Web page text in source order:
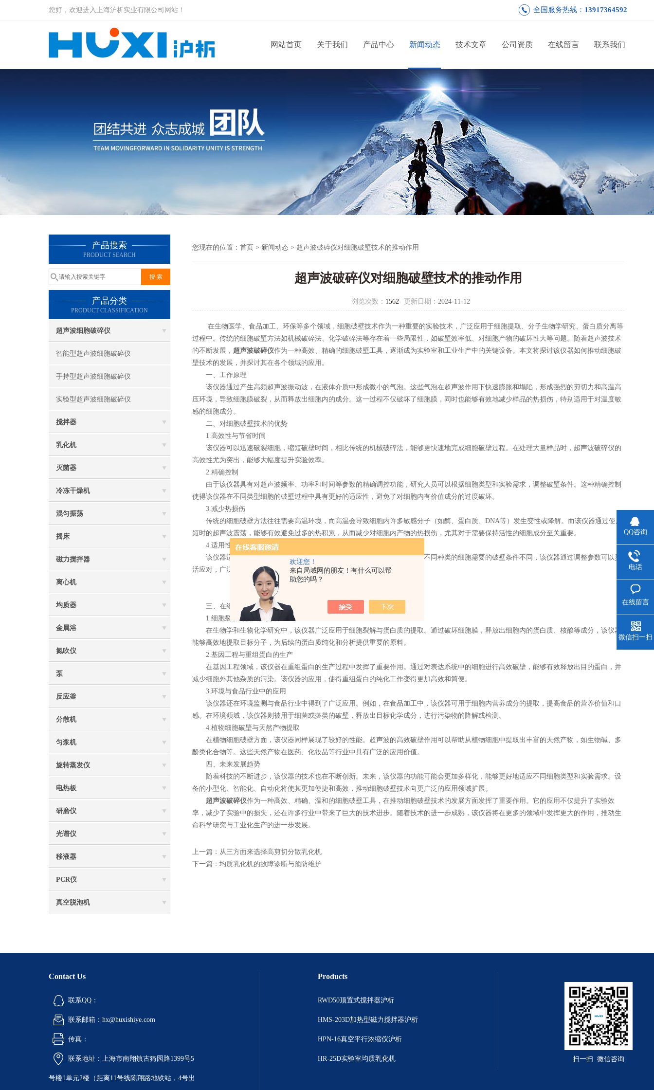
欢迎您！
来自局域网的朋友！有什么可以帮
助您的吗？
您好，欢迎进入上海沪析实业有限公司网站！ 全国服务热线： 13917364592
网站首页 关于我们 产品中心 新闻动态 技术文章 公司资质 在线留言 联系我们
产品搜索
PRODUCT SEARCH
产品分类
PRODUCT CLASSIFICATION
超声波细胞破碎仪
智能型超声波细胞破碎仪
手持型超声波细胞破碎仪
实验型超声波细胞破碎仪
搅拌器
乳化机
灭菌器
冷冻干燥机
混匀振荡
摇床
磁力搅拌器
离心机
均质器
金属浴
氮吹仪
泵
反应釜
分散机
匀浆机
旋转蒸发仪
电热板
研磨仪
光谱仪
移液器
PCR仪
真空脱泡机
您现在的位置： 首页 > 新闻动态 > 超声波破碎仪对细胞破壁技术的推动作用
超声波破碎仪对细胞破壁技术的推动作用
浏览次数： 1562 更新日期： 2024-11-12
在生物医学、食品加工、环保等多个领域，细胞破壁技术作为一种重要的实验技术，广泛应用于细胞提取、分子生物学研究、蛋白质分离等
过程中。传统的细胞破壁方法如机械破碎法、化学破碎法等存在着一些局限性，如破壁效率低、对细胞产物的破坏性大等问题。随着超声波技术
的不断发展， 超声波破碎仪作为一种高效、精确的细胞破壁工具，逐渐成为实验室和工业生产中的关键设备。本文将探讨该仪器如何推动细胞破
壁技术的发展，并探讨其在各个领域的应用。
一、工作原理
该仪器通过产生高频超声波振动波，在液体介质中形成微小的气泡。这些气泡在超声波作用下快速膨胀和塌陷，形成强烈的剪切力和高温高
压环境，导致细胞膜破裂，从而释放出细胞内的成分。这一过程不仅破坏了细胞膜，同时也能够有效地减少样品的热损伤，特别适用于对温度敏
感的细胞成分。
二、对细胞破壁技术的优势
1.高效性与节省时间
该仪器可以迅速破裂细胞，缩短破壁时间，相比传统的机械破碎法，能够更快速地完成细胞破壁过程。在处理大量样品时，超声波破碎仪的
高效性尤为突出，能够大幅度提升实验效率。
2.精确控制
由于该仪器具有对超声波频率、功率和时间等参数的精确调控功能，研究人员可以根据细胞类型和实验需求，调整破壁条件。这种精确控制
使得该仪器在不同类型细胞的破壁过程中具有更好的适应性，避免了对细胞内有价值成分的过度破坏。
3.减少热损伤
传统的细胞破壁方法往往需要高温环境，而高温会导致细胞内许多敏感分子（如酶、蛋白质、DNA等）发生变性或降解。而该仪器通过使用
短时的超声波震荡，能够有效避免过多的热积累，从而减少对细胞内产物的热损伤，尤其对于需要保持活性的细胞成分至关重要。
4.适用性广
该仪器适用于多种细胞类型，包括动物细胞、植物细胞、微生物细胞等。不同种类的细胞需要的破壁条件不同，该仪器通过调整参数可以灵
活应对，广泛应用于各类细胞的破壁、提取和分离工作。
三、在细胞破壁中的应用
1.细胞裂解与蛋白质提取
在生物学和生物化学研究中，该仪器广泛应用于细胞裂解与蛋白质的提取。通过破坏细胞膜，释放出细胞内的蛋白质、核酸等成分，该仪器
能够高效地提取目标分子，为后续的蛋白质纯化和分析提供重要的原料。
2.基因工程与重组蛋白的生产
在基因工程领域，该仪器在重组蛋白的生产过程中发挥了重要作用。通过对表达系统中的细胞进行高效破壁，能够有效释放出目的蛋白，并
减少细胞外其他杂质的污染。该仪器的应用，使得重组蛋白的纯化工作变得更加高效和简便。
3.环境与食品行业中的应用
该仪器还在环境监测与食品行业中得到了广泛应用。例如，在食品加工中，该仪器可用于细胞内营养成分的提取，提高食品的营养价值和口
感。在环境领域，该仪器则被用于细菌或藻类的破壁，释放出目标化学成分，进行污染物的降解或检测。
4.植物细胞破壁与天然产物提取
在植物细胞破壁方面，该仪器同样展现了较好的性能。超声波的高效破壁作用可以帮助从植物细胞中提取出丰富的天然产物，如生物碱、多
酚类化合物等。这些天然产物在医药、化妆品等行业中具有广泛的应用价值。
四、未来发展趋势
随着科技的不断进步，该仪器的技术也在不断创新。未来，该仪器的功能可能会更加多样化，能够更好地适应不同细胞类型和实验需求。设
备的小型化、智能化、自动化将使其更加便捷和高效，推动细胞破壁技术向更广泛的应用领域扩展。
超声波破碎仪作为一种高效、精确、温和的细胞破壁工具，在推动细胞破壁技术的发展方面发挥了重要作用。它的应用不仅提升了实验效
率，减少了实验中的损失，还在许多行业中带来了巨大的技术进步。随着技术的进一步成熟，该仪器将在更多的领域中发挥更大的作用，推动生
命科学研究与工业化生产的进一步发展。
上一篇： 从三方面来选择高剪切分散乳化机
下一篇： 均质乳化机的故障诊断与预防维护
Contact Us
联系QQ：
联系邮箱：hx@huxishiye.com
传真：
联系地址：上海市南翔镇古猗园路1399号5
号楼1单元2楼（距离11号线陈翔路地铁站，4号出
Products
RWD50顶置式搅拌器沪析
HMS-203D加热型磁力搅拌器沪析
HPN-16真空平行浓缩仪沪析
HR-25D实验室均质乳化机 扫一扫 微信咨询
QQ咨询
电话
在线留言
微信扫一扫